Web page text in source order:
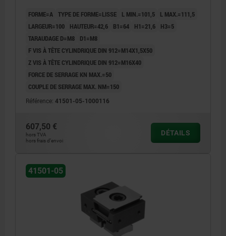
FORME=A TYPE DE FORME=LISSE L MIN.=101,5
L MAX.=111,5
LARGEUR=100
HAUTEUR=42,6 B1=64 H1=21,6
H3=5
TARAUDAGE D=M8
D1=M8
F VIS À TÊTE CYLINDRIQUE DIN 912=M14X1,5X50
Z VIS À TÊTE CYLINDRIQUE DIN 912=M16X40
FORCE DE SERRAGE KN MAX.=50
COUPLE DE SERRAGE MAX. NM=150
Référence: 41501-05-1000116
607,50 €
hors TVA
hors frais d’envoi
DÉTAILS
41501-05